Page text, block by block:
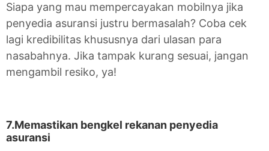
Siapa yang mau mempercayakan mobilnya jika
penyedia asuransi justru bermasalah? Coba cek
lagi kredibilitas khususnya dari ulasan para
nasabahnya. Jika tampak kurang sesuai, jangan
mengambil resiko, ya!
7.Memastikan bengkel rekanan penyedia
asuransi